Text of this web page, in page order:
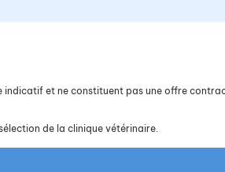
et ne constituent pas une offre
de la clinique vétérinaire.